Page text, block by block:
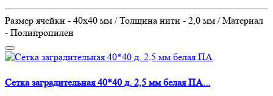
Размер ячейки - 40х40 мм / Толщина нити - 2,0 мм / Материал
- Полипропилен
Сетка заградительная 40*40 д. 2,5 мм белая ПА...